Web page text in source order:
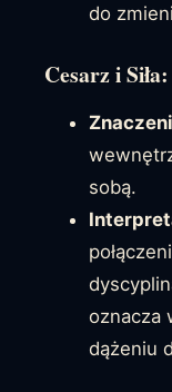
do
Cesarz i Siła:
sobą.
oznacza
dążeniu